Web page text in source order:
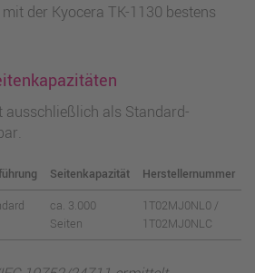
der Kyocera TK-1130 bestens
ausschließlich als Standard-
Seitenkapazität
Herstellernummer
ca. 3.000
Seiten
1T02MJ0NL0 /
1T02MJ0NLC